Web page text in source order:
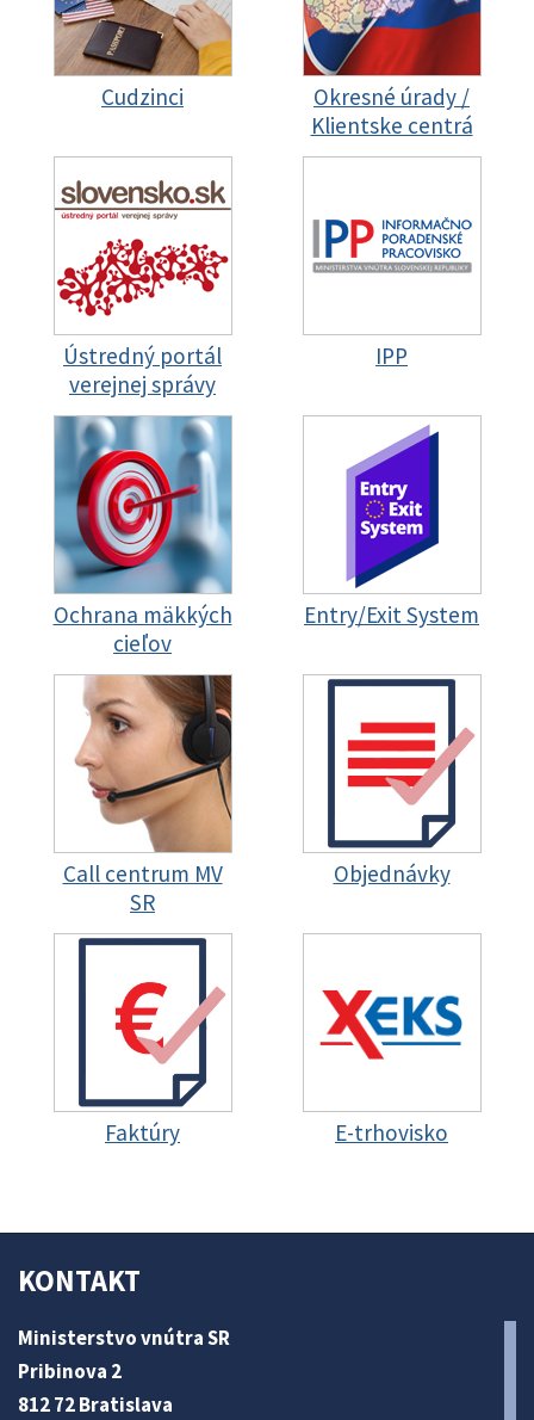
Cudzinci
Okresné úrady /
Klientske centrá
Ústredný portál
verejnej správy
IPP
Ochrana mäkkých
cieľov
Entry/Exit System
Call centrum MV
SR
Objednávky
Faktúry E-trhovisko
KONTAKT
Ministerstvo vnútra SR
Pribinova 2
812 72 Bratislava